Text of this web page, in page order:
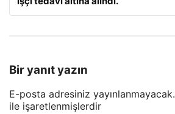
Bir yanıt yazın
E-posta adresiniz yayınlanmayacak.
ile işaretlenmişlerdir